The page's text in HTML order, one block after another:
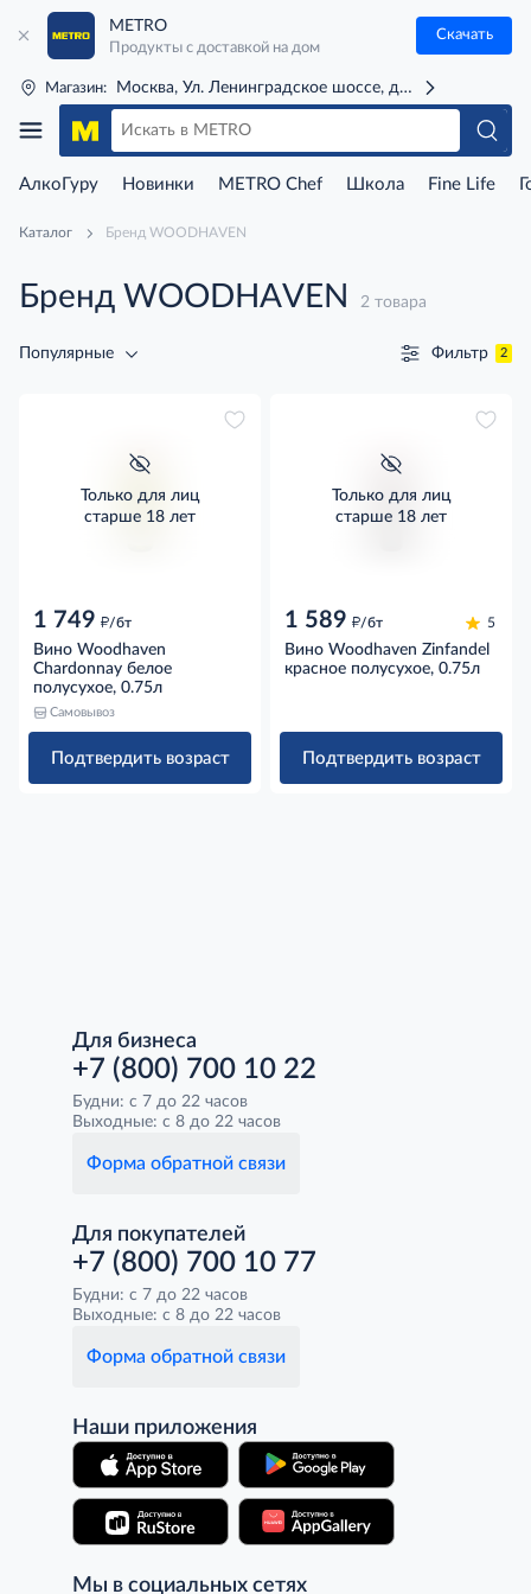
METRO
Продукты с доставкой на дом
Скачать
Магазин: Москва, Ул. Ленинградское шоссе, д. 71Г (м. Речной
АлкоГуру Новинки METRO Chef Школа Fine Life
Каталог Бренд WOODHAVEN
Бренд WOODHAVEN 2 товара
Популярные Фильтр 2
Только для лиц
старше 18 лет
1 749 д/бт
Вино Woodhaven
Chardonnay белое
полусухое, 0.75л
Самовывоз
Подтвердить возраст
Только для лиц
старше 18 лет
1 589 д/бт 5
Вино Woodhaven Zinfandel
красное полусухое, 0.75л
Подтвердить возраст
Для бизнеса
+7 (800) 700 10 22
Будни: с 7 до 22 часов
Выходные: с 8 до 22 часов
Форма обратной связи
Для покупателей
+7 (800) 700 10 77
Будни: с 7 до 22 часов
Выходные: с 8 до 22 часов
Форма обратной связи
Наши приложения
Мы в социальных сетях